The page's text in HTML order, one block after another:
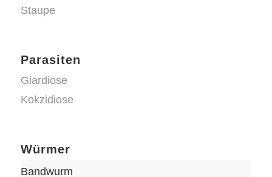
Staupe
Parasiten
Giardiose
Kokzidiose
Würmer
Bandwurm